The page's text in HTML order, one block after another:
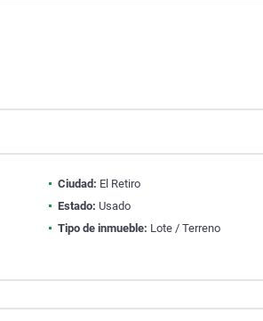
Ciudad: El Retiro
Estado: Usado
Tipo de inmueble: Lote / Terreno